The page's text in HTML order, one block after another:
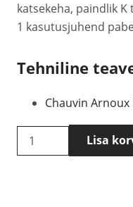
katsekeha, paindlik
1 kasutusjuhend
Tehniline
Chauvin
Chauvin
Arnoux
Lisa